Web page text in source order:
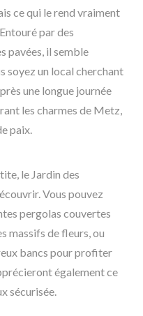
ce qui le rend vraiment
par des
pavées, il semble
soyez un local cherchant
une longue journée
les charmes de Metz,
paix.
le Jardin des
Vous pouvez
pergolas couvertes
massifs de fleurs, ou
bancs pour profiter
également ce
sécurisée.